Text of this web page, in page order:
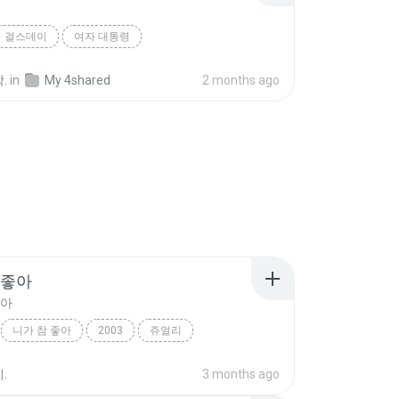
걸스데이 여자 대통령
in My 4shared 2 months ago
아
니가 참 좋아 2003 쥬얼리
3 months ago